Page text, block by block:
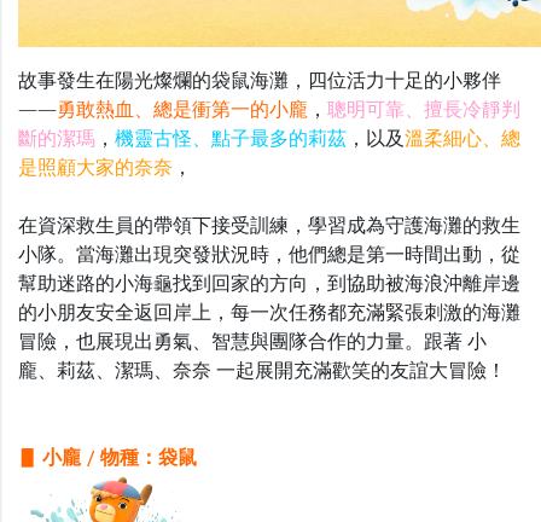
故事發生在陽光燦爛的袋鼠海灘，四位活力十足的小夥伴
——勇敢熱血、總是衝第一的小龐 ， 聰明可靠、擅長冷靜判
斷的潔瑪 ， 機靈古怪、點子最多的莉茲 ，以及溫柔細心、總
是照顧大家的奈奈 ，
在資深救生員的帶領下接受訓練，學習成為守護海灘的救生
小隊。當海灘出現突發狀況時，他們總是第一時間出動，從
幫助迷路的小海龜找到回家的方向，到協助被海浪沖離岸邊
的小朋友安全返回岸上，每一次任務都充滿緊張刺激的海灘
冒險，也展現出勇氣、智慧與團隊合作的力量。 跟著 小
龐、莉茲、潔瑪、奈奈 一起展開充滿歡笑的友誼大冒險！
小龐 / 物種：袋鼠